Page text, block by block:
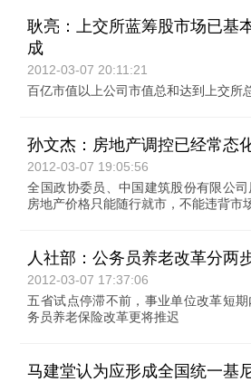
耿亮：上交所蓝筹股市场已基
成
2012-03-07 20:11:21
百亿市值以上公司市值总和达到上交所
孙文杰：房地产调控已经常态
2012-03-07 19:05:56
全国政协委员、中国建筑股份有限公司
房地产价格只能随行就市，不能违背市
人社部：公务员养老改革分两
2012-03-07 17:37:06
五省试点停滞不前，事业单位改革短
务员养老保险改革更将推迟
马建堂认为应形成全国统一基